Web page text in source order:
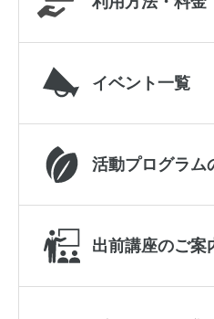
イベント一覧
活動プログラム
出前講座のご案